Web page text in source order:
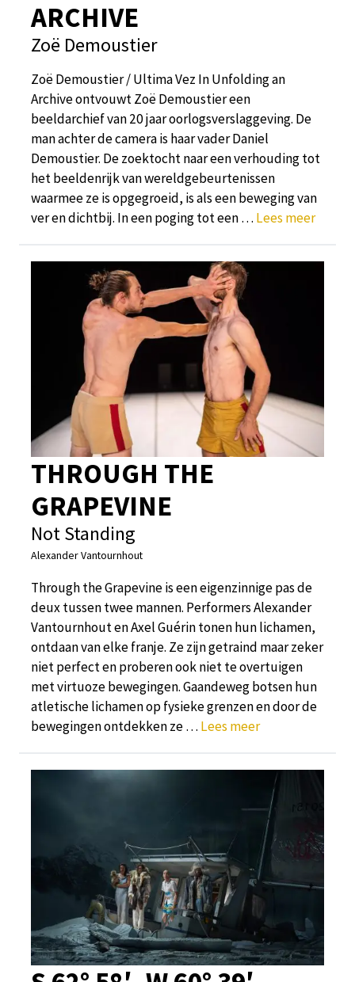
ARCHIVE
Zoë Demoustier
Zoë Demoustier / Ultima Vez In Unfolding an
Archive ontvouwt Zoë Demoustier een
beeldarchief van 20 jaar oorlogsverslaggeving. De
man achter de camera is haar vader Daniel
Demoustier. De zoektocht naar een verhouding tot
het beeldenrijk van wereldgebeurtenissen
waarmee ze is opgegroeid, is als een beweging van
ver en dichtbij. In een poging tot een … Lees meer
THROUGH THE
GRAPEVINE
Not Standing
Alexander Vantournhout
Through the Grapevine is een eigenzinnige pas de
deux tussen twee mannen. Performers Alexander
Vantournhout en Axel Guérin tonen hun lichamen,
ontdaan van elke franje. Ze zijn getraind maar zeker
niet perfect en proberen ook niet te overtuigen
met virtuoze bewegingen. Gaandeweg botsen hun
atletische lichamen op fysieke grenzen en door de
bewegingen ontdekken ze … Lees meer